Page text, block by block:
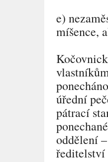
e)
míšence,
úřední
pátrací
oddělení
ředitelství